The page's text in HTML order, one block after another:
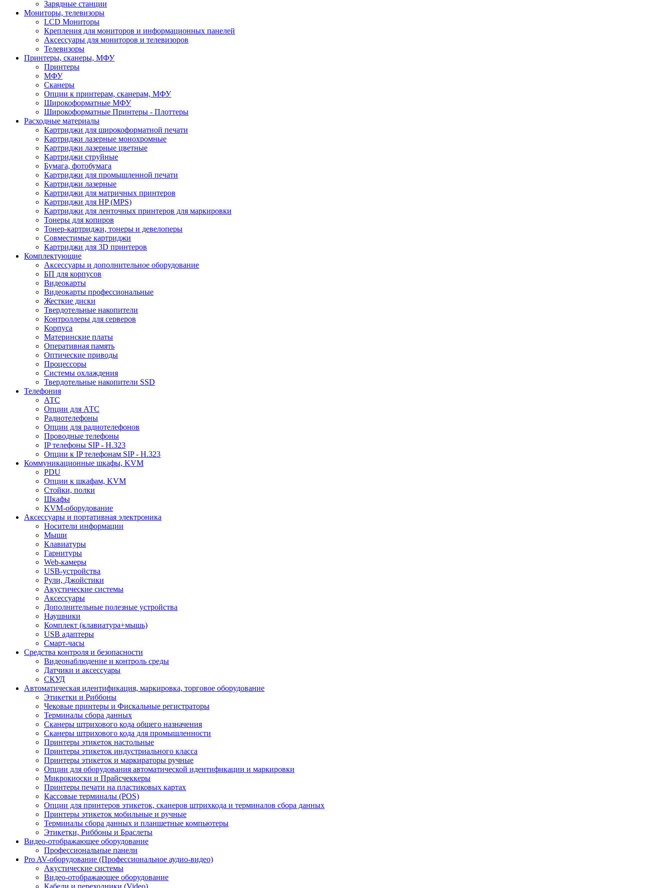
Зарядные станции
Мониторы, телевизоры
LCD Мониторы
Крепления для мониторов и информационных панелей
Аксессуары для мониторов и телевизоров
Телевизоры
Принтеры, сканеры, МФУ
Принтеры
МФУ
Сканеры
Опции к принтерам, сканерам, МФУ
Широкоформатные МФУ
Широкоформатные Принтеры - Плоттеры
Расходные материалы
Картриджи для широкоформатной печати
Картриджи лазерные монохромные
Картриджи лазерные цветные
Картриджи струйные
Бумага, фотобумага
Картриджи для промышленной печати
Картриджи лазерные
Картриджи для матричных принтеров
Картриджи для HP (MPS)
Картриджи для ленточных принтеров для маркировки
Тонеры для копиров
Тонер-картриджи, тонеры и девелоперы
Совместимые картриджи
Картриджи для 3D принтеров
Комплектующие
Аксессуары и дополнительное оборудование
БП для корпусов
Видеокарты
Видеокарты профессиональные
Жесткие диски
Твердотельные накопители
Контроллеры для серверов
Корпуса
Материнские платы
Оперативная память
Оптические приводы
Процессоры
Системы охлаждения
Твердотельные накопители SSD
Телефония
АТС
Опции для АТС
Радиотелефоны
Опции для радиотелефонов
Проводные телефоны
IP телефоны SIP - H.323
Опции к IP телефонам SIP - H.323
Коммуникационные шкафы, KVM
PDU
Опции к шкафам, KVM
Стойки, полки
Шкафы
KVM-оборудование
Аксессуары и портативная электроника
Носители информации
Мыши
Клавиатуры
Гарнитуры
Web-камеры
USB-устройства
Рули, Джойстики
Акустические системы
Аксессуары
Дополнительные полезные устройства
Наушники
Комплект (клавиатура+мышь)
USB адаптеры
Смарт-часы
Средства контроля и безопасности
Видеонаблюдение и контроль среды
Датчики и аксессуары
СКУД
Автоматическая идентификация, маркировка, торговое оборудование
Этикетки и Риббоны
Чековые принтеры и Фискальные регистраторы
Терминалы сбора данных
Сканеры штрихового кода общего назначения
Сканеры штрихового кода для промышленности
Принтеры этикеток настольные
Принтеры этикеток индустриального класса
Принтеры этикеток и маркираторы ручные
Опции для оборудования автоматической идентификации и маркировки
Микрокиоски и Прайсчеккеры
Принтеры печати на пластиковых картах
Кассовые терминалы (POS)
Опции для принтеров этикеток, сканеров штрихкода и терминалов сбора данных
Принтеры этикеток мобильные и ручные
Терминалы сбора данных и планшетные компьютеры
Этикетки, Риббоны и Браслеты
Видео-отображающее оборудование
Профессиональные панели
Pro AV-оборудование (Профессиональное аудио-видео)
Акустические системы
Видео-отображающее оборудование